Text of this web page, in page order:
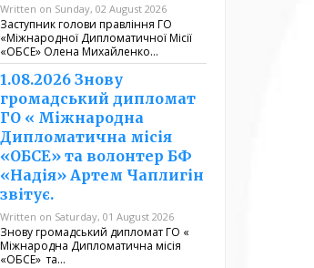
Written on Sunday, 02 August 2026
Заступник голови правління ГО
«Міжнародної Дипломатичної Місії
«ОБСЕ» Олена Михайленко…
1.08.2026 Знову
громадський дипломат
ГО « Міжнародна
Дипломатична місія
«ОБСЕ» та волонтер БФ
«Надія» Артем Чаплигін
звітує.
Written on Saturday, 01 August 2026
Знову громадський дипломат ГО «
Міжнародна Дипломатична місія
«ОБСЕ» та…